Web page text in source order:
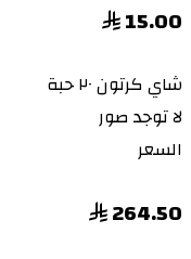
15.00
شاي كرتون ٢٠ حبة
لا توجد صور
السعر
264.50